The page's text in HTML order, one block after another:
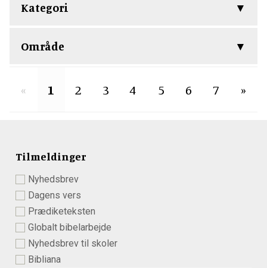
Kategori
Område
« 1 2 3 4 5 6 7 »
Tilmeldinger
Nyhedsbrev
Dagens vers
Prædiketeksten
Globalt bibelarbejde
Nyhedsbrev til skoler
Bibliana